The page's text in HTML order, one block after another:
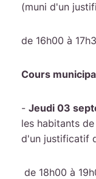
(muni d'un
de 16h00 à
Cours
- Jeudi 03
les habitants
d'un justificatif
de 18h00 à